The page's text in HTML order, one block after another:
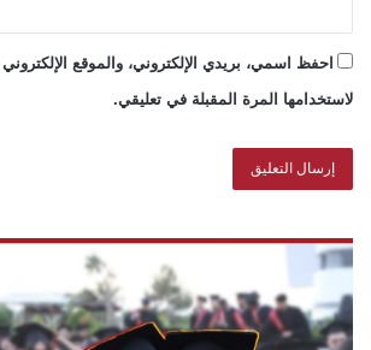
احفظ اسمي، بريدي الإلكتروني، والموقع
لاستخدامها المرة المقبلة في تعليقي.